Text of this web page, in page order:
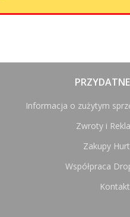
Informacja o zużytym
Zwroty i
Zakupy
Współpraca
Kontakt